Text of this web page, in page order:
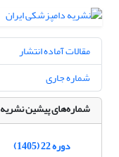
مقالات آماده انتشار
شماره جاری
شماره‌های پیشین نشریه
دوره 22 (1405)